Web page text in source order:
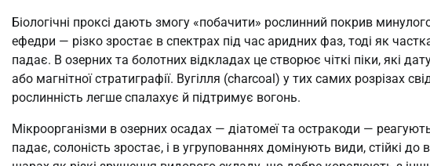
Біологічні проксі дають змогу «побачити» рослинний покрив
ефедри — різко зростає в спектрах під час аридних фаз, тоді як
падає. В озерних та болотних відкладах це створює чіткі піки, які
або магнітної стратиграфії. Вугілля (charcoal) у тих самих розрізах
рослинність легше спалахує й підтримує вогонь.
Мікроорганізми в озерних осадах — діатомеї та остракоди —
падає, солоність зростає, і в угрупованнях домінують види, стійкі до